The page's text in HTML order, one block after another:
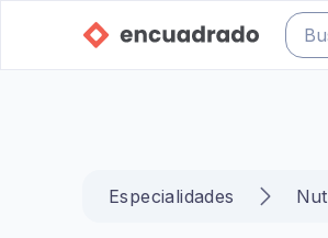
Especialidades